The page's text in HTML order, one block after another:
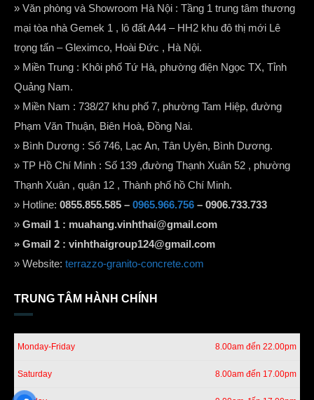
» Văn phòng và Showroom Hà Nội : Tầng 1 trung tâm thương
mại tòa nhà Gemek 1 , lô đất A44 – HH2 khu đô thị mới Lê
trọng tấn – Gleximco, Hoài Đức , Hà Nội.
» Miền Trung : Khôi phố Tứ Hà, phường điện Ngọc TX, Tỉnh
Quảng Nam.
» Miền Nam : 738/27 khu phố 7, phường Tam Hiệp, đường
Phạm Văn Thuận, Biên Hoà, Đồng Nai.
» Bình Dương : Số 746, Lạc An, Tân Uyên, Bình Dương.
» TP Hồ Chí Minh : Số 139 ,đường Thạnh Xuân 52 , phường
Thạnh Xuân , quận 12 , Thành phố hồ Chí Minh.
» Hotline: 0855.855.585 – 0965.966.756 – 0906.733.733
» Gmail 1 : muahang.vinhthai@gmail.com
» Gmail 2 : vinhthaigroup124@gmail.com
» Website: terrazzo-granito-concrete.com
TRUNG TÂM HÀNH CHÍNH
Monday-Friday 8.00am đến 22.00pm
Saturday 8.00am đến 17.00pm